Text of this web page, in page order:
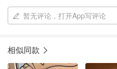
暂无评论，打开App写评论
相似同款